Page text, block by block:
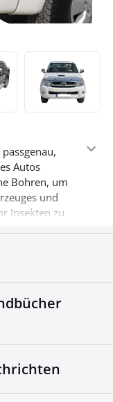
Autos
Bohren, um
und
Insekten zu
Tessera4x4